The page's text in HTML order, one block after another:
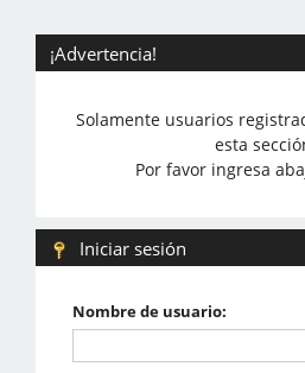
¡Advertencia!
Solamente usuarios
esta
Por favor ingresa
Iniciar sesión
Nombre de usuario: